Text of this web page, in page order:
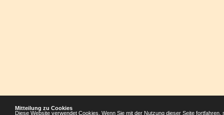
Mitteilung zu Cookies
Diese Website verwendet Cookies. Wenn Sie mit der Nutzung dieser Seite